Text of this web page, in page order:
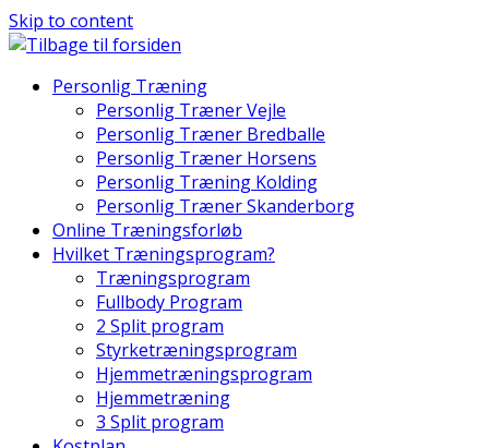
Skip to content
Personlig Træning
Personlig Træner Vejle
Personlig Træner Bredballe
Personlig Træner Horsens
Personlig Træning Kolding
Personlig Træner Skanderborg
Online Træningsforløb
Hvilket Træningsprogram?
Træningsprogram
Fullbody Program
2 Split program
Styrketræningsprogram
Hjemmetræningsprogram
Hjemmetræning
3 Split program